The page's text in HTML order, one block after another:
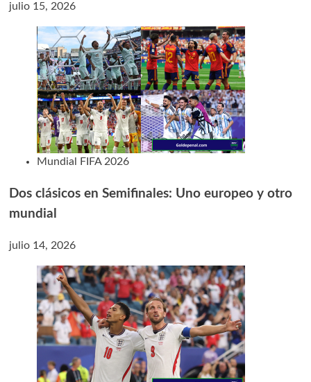
julio 15, 2026
Mundial FIFA 2026
Dos clásicos en Semifinales: Uno europeo y otro
mundial
julio 14, 2026